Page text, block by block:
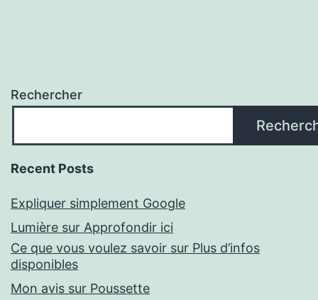
Rechercher
Recent Posts
Expliquer simplement Google
Lumière sur Approfondir ici
Ce que vous voulez savoir sur Plus d’infos
disponibles
Mon avis sur Poussette